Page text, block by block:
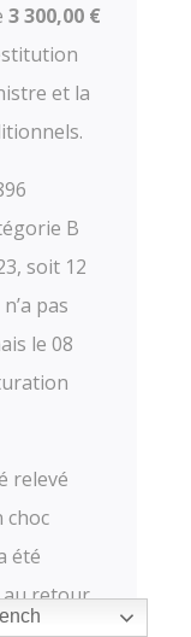
3 300,00 €
et la
B
soit 12
pas
le 08
relevé
choc
été
retour